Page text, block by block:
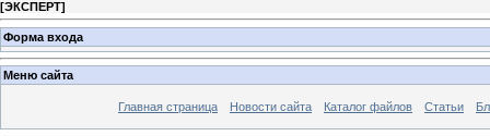
[ЭКСПЕРТ]
Форма входа
Меню сайта
Главная страница Новости сайта Каталог файлов Статьи